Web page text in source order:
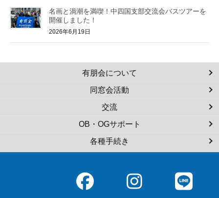
名画と渦潮を満喫！中四国支部交流会バスツアーを
開催しました！
2026年6月19日
有朋会について
同窓会活動
交流
OB・OGサポート
各種手続き